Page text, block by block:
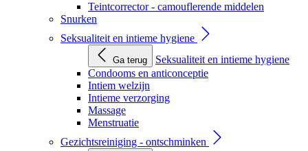
Teintcorrector - camouflerende middelen
Snurken
Seksualiteit en intieme hygiene
Ga terug
Seksualiteit en intieme hygiene
Condooms en anticonceptie
Intiem welzijn
Intieme verzorging
Massage
Menstruatie
Gezichtsreiniging - ontschminken